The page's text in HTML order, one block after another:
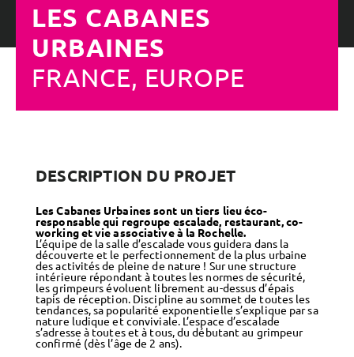
LES CABANES
URBAINES
FRANCE, EUROPE
DESCRIPTION DU PROJET
Les Cabanes Urbaines sont un tiers lieu éco-
responsable qui regroupe escalade, restaurant, co-
working et vie associative à la Rochelle.
L’équipe de la salle d’escalade vous guidera dans la
découverte et le perfectionnement de la plus urbaine
des activités de pleine de nature ! Sur une structure
intérieure répondant à toutes les normes de sécurité,
les grimpeurs évoluent librement au-dessus d’épais
tapis de réception. Discipline au sommet de toutes les
tendances, sa popularité exponentielle s’explique par sa
nature ludique et conviviale. L’espace d’escalade
s’adresse à toutes et à tous, du débutant au grimpeur
confirmé (dès l’âge de 2 ans).